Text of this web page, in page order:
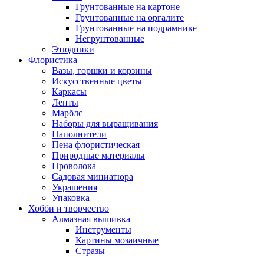
Грунтованные на картоне
Грунтованные на оргалите
Грунтованные на подрамнике
Негрунтованные
Этюдники
Флористика
Вазы, горшки и корзины
Искусственные цветы
Каркасы
Ленты
Марблс
Наборы для выращивания
Наполнители
Пена флористическая
Природные материалы
Проволока
Садовая миниатюра
Украшения
Упаковка
Хобби и творчество
Алмазная вышивка
Инструменты
Картины мозаичные
Стразы